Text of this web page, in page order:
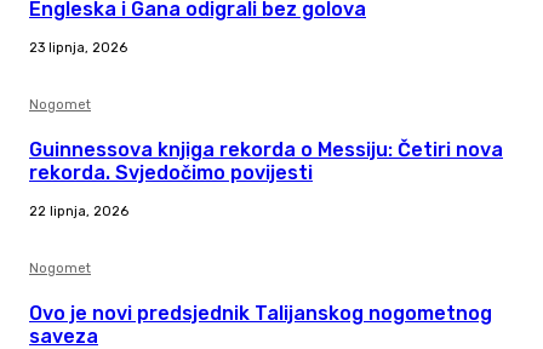
Engleska i Gana odigrali bez golova
23 lipnja, 2026
Nogomet
Guinnessova knjiga rekorda o Messiju: Četiri nova
rekorda. Svjedočimo povijesti
22 lipnja, 2026
Nogomet
Ovo je novi predsjednik Talijanskog nogometnog
saveza